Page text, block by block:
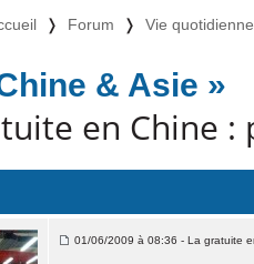
❭ Forum ❭ Vie quotidienne
& Asie »
en Chine
01/06/2009 à 08:36 - La gratuite